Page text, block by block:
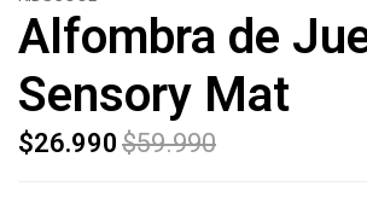
Alfombra de
Sensory Mat
$26.990 $59.990